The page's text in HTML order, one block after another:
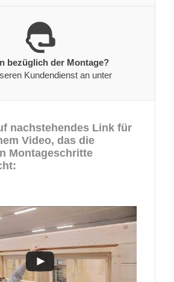
bezüglich der Montage?
Kundendienst an unter
nachstehendes Link für
Video, das die
Montageschritte